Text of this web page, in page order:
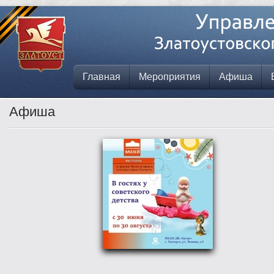
Главная Мероприятия Афиша
Афиша